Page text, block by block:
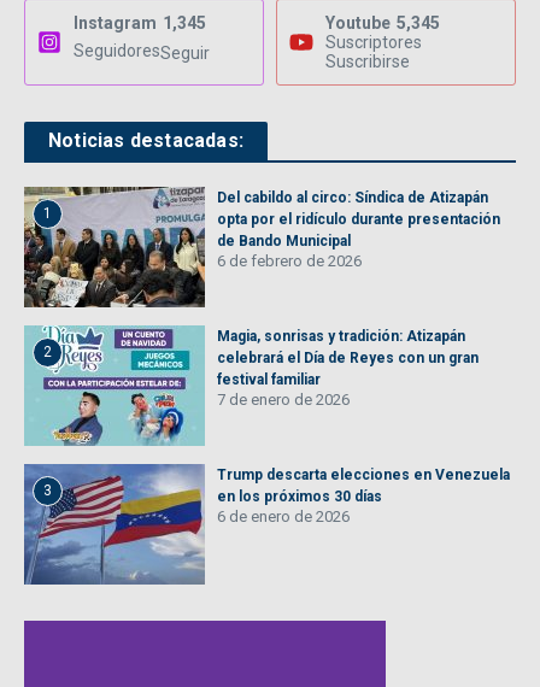
Instagram 1,345
SeguidoresSeguir
Youtube 5,345
Suscriptores
Suscribirse
Noticias destacadas:
1
Del cabildo al circo: Síndica de Atizapán
opta por el ridículo durante presentación
de Bando Municipal
6 de febrero de 2026
2
Magia, sonrisas y tradición: Atizapán
celebrará el Día de Reyes con un gran
festival familiar
7 de enero de 2026
3
Trump descarta elecciones en Venezuela
en los próximos 30 días
6 de enero de 2026